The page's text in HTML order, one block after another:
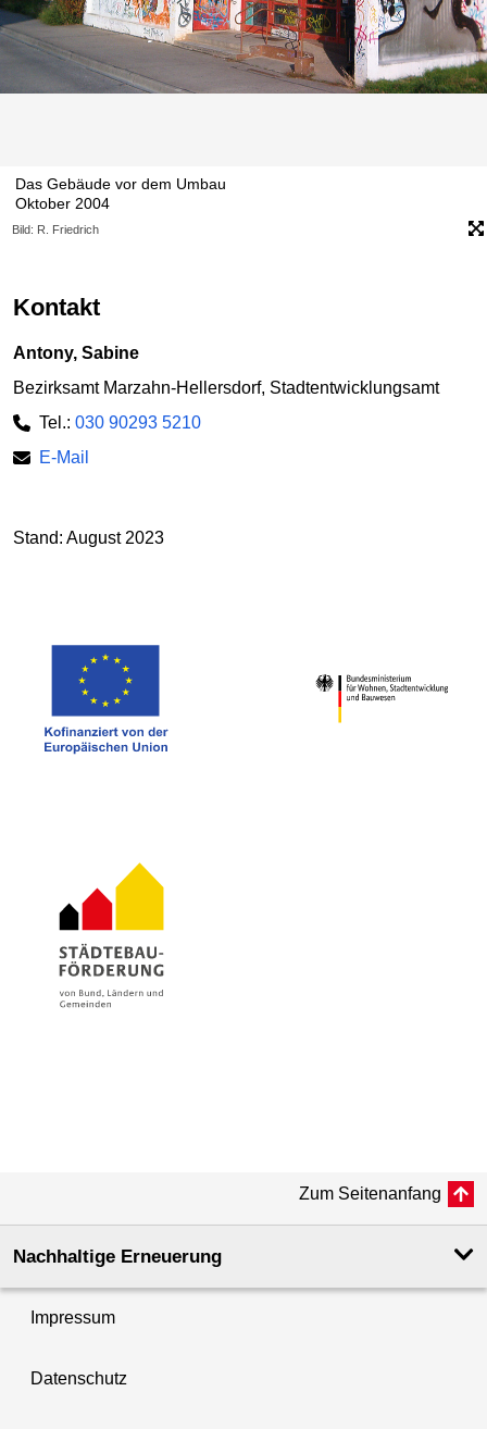
Das Gebäude vor dem Umbau
Oktober 2004
Bild: R. Friedrich
Kontakt
Antony, Sabine
Bezirksamt Marzahn-Hellersdorf, Stadtentwicklungsamt
Tel.: 030 90293 5210
E-Mail
Stand: August 2023
Zum Seitenanfang
Nachhaltige Erneuerung
Impressum
Datenschutz